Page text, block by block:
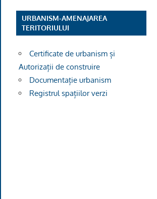
URBANISM-AMENAJAREA
TERITORIULUI
Certificate de urbanism și
Autorizații de construire
Documentație urbanism
Registrul spațiilor verzi